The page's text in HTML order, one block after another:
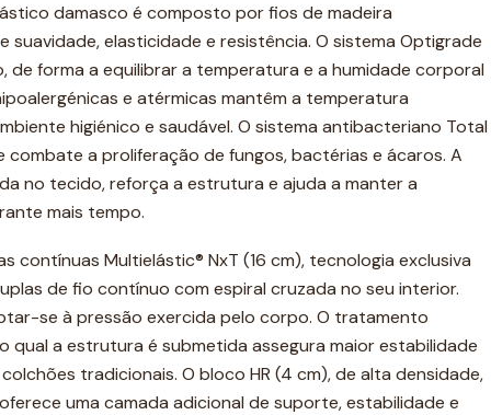
damasco é composto por fios de madeira
suavidade, elasticidade e resistência. O sistema Optigrade
de forma a equilibrar a temperatura e a humidade corporal
e atérmicas mantêm a temperatura
higiénico e saudável. O sistema antibacteriano Total
combate a proliferação de fungos, bactérias e ácaros. A
no tecido, reforça a estrutura e ajuda a manter a
mais tempo.
contínuas Multielástic® NxT (16 cm), tecnologia exclusiva
de fio contínuo com espiral cruzada no seu interior.
se à pressão exercida pelo corpo. O tratamento
qual a estrutura é submetida assegura maior estabilidade
tradicionais. O bloco HR (4 cm), de alta densidade,
uma camada adicional de suporte, estabilidade e